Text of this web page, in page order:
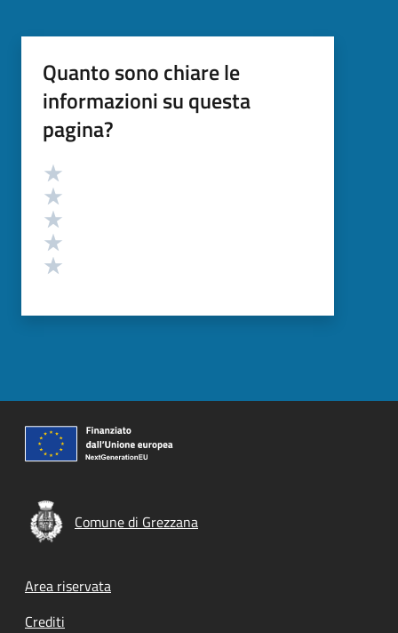
Quanto sono chiare le
informazioni su questa
pagina?
Valutazione
Comune di Grezzana
Footer menu
Area riservata
Crediti